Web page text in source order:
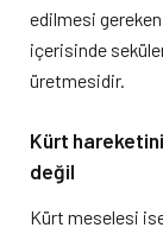
edilmesi
içerisinde
üretmesidir.
Kürt
değil
Kürt meselesi